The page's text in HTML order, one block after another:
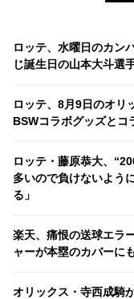
ロッテ、水曜日のカン
じ誕生日の山本大斗選
ロッテ、8月9日のオリ
BSWコラボグッズとコ
ロッテ・藤原恭大、
多いので負けないよう
る」
楽天、痛恨の送球エラ
ャーが本塁のカバーに
オリックス・寺西成騎